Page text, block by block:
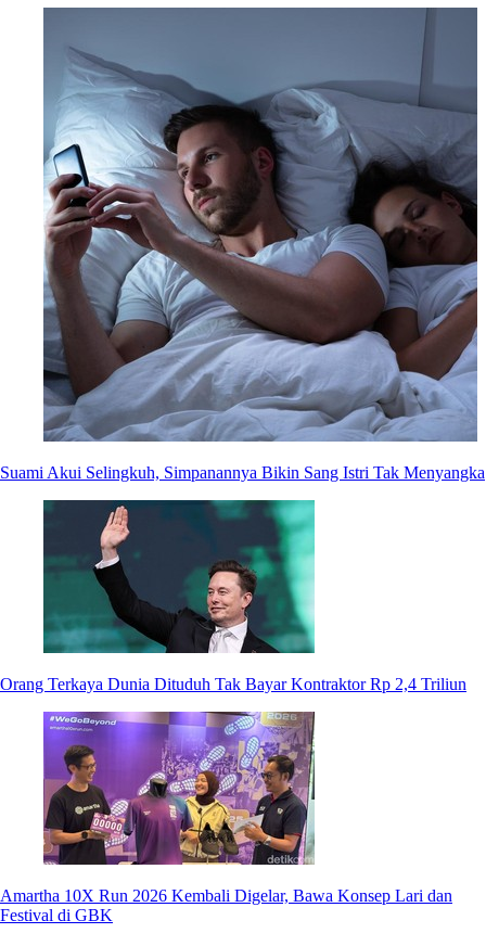
Suami Akui Selingkuh, Simpanannya Bikin Sang Istri Tak Menyangka
Orang Terkaya Dunia Dituduh Tak Bayar Kontraktor Rp 2,4 Triliun
Amartha 10X Run 2026 Kembali Digelar, Bawa Konsep Lari dan
Festival di GBK